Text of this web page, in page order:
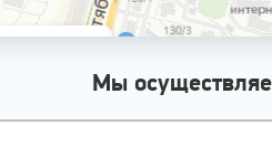
Мы